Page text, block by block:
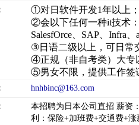
①对日软件开发1年以上
②会以下任何一种it技术
SalesfOrce、SAP、Infra
③日语二级以上，可日常
④正规（非自考类）大专
⑤男女不限，提供工作签
hnhbinc@163.com
本招聘为日本公司直招 薪资
利：保险+加班费+交通费+